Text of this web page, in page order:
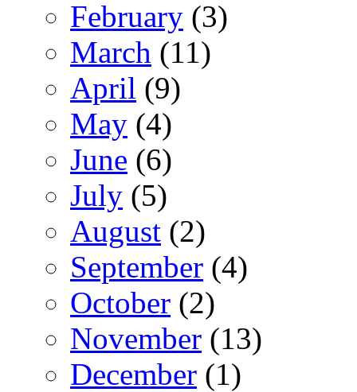
February (3)
March (11)
April (9)
May (4)
June (6)
July (5)
August (2)
September (4)
October (2)
November (13)
December (1)